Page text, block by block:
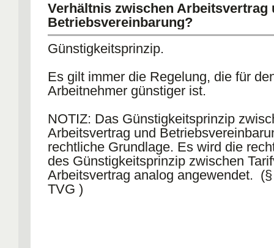
Verhältnis zwischen Arbeitsvertrag
Betriebsvereinbarung?
Günstigkeitsprinzip.
Es gilt immer die Regelung, die für
Arbeitnehmer günstiger ist.
NOTIZ: Das Günstigkeitsprinzip
Arbeitsvertrag und
rechtliche Grundlage. Es wird die
des Günstigkeitsprinzip zwischen
Arbeitsvertrag analog angewendet.
TVG )